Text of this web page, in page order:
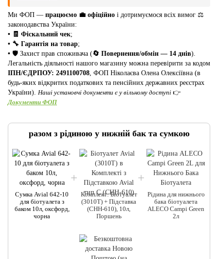
Ми ФОП — працюємо 💼 офіційно і дотримуємося всіх вимог ⚖️
законодавства України:
• 🧾 Фіскальний чек;
• 🔧 Гарантія на товар;
• 🛡️ Захист прав споживача (🔄 Повернення/обмін — 14 днів).
Легальність діяльності нашого магазину можна перевірити за кодом
ІПН/ЄДРПОУ: 2491100708 , ФОП Ніколаєва Олена Олексіївна (в
будь-яких відкритих податкових та пенсійних державних реєстрах
України). Наші установчі документи є у вільному доступі 👉
Документи ФОП
разом з рідиною у нижній бак та сумкою
Сумка Avial 642-10
для біотуалета з
баком 10л, оксфорд,
чорна
Комплект: Біотуалет
(3010T) + Підставка
(CHH-610), 10л,
Поршень
Рідина для нижнього
бака біотуалета
ALECO Campi Green
2л